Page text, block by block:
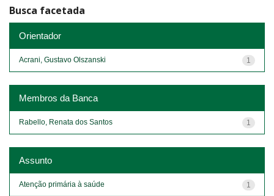
Busca facetada
Orientador
1
Acrani, Gustavo Olszanski
Membros da Banca
1
Rabello, Renata dos Santos
Assunto
1
Atenção primária à saúde